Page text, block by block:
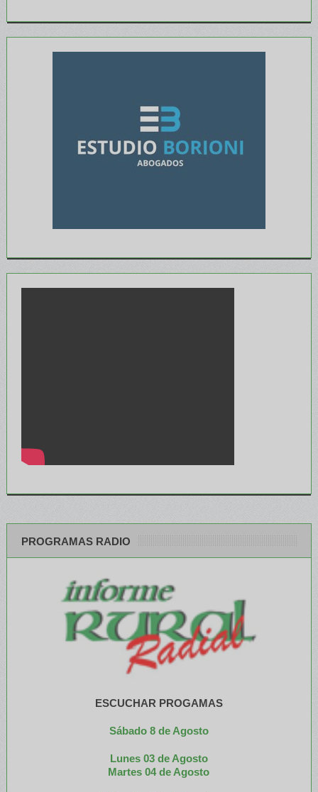
PROGRAMAS RADIO
ESCUCHAR PROGAMAS
Sábado 8 de Agosto
Lunes 03 de Agosto
Martes 04 de Agosto